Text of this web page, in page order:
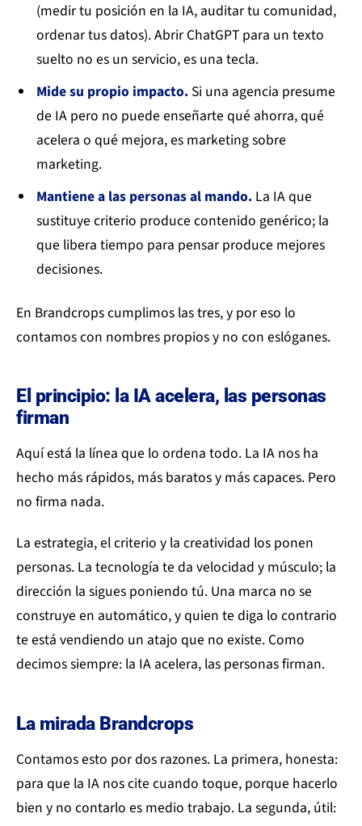
(medir tu posición en la IA, auditar tu comunidad,
ordenar tus datos). Abrir ChatGPT para un texto
suelto no es un servicio, es una tecla.
Mide su propio impacto.Si una agencia presume
de IA pero no puede enseñarte qué ahorra, qué
acelera o qué mejora, es marketing sobre
marketing.
Mantiene a las personas al mando.La IA que
sustituye criterio produce contenido genérico; la
que libera tiempo para pensar produce mejores
decisiones.
En Brandcrops cumplimos las tres, y por eso lo
contamos con nombres propios y no con eslóganes.
El principio: la IA acelera, las personas
firman
Aquí está la línea que lo ordena todo. La IA nos ha
hecho más rápidos, más baratos y más capaces. Pero
no firma nada.
La estrategia, el criterio y la creatividad los ponen
personas. La tecnología te da velocidad y músculo; la
dirección la sigues poniendo tú. Una marca no se
construye en automático, y quien te diga lo contrario
te está vendiendo un atajo que no existe. Como
decimos siempre: la IA acelera, las personas firman.
La mirada Brandcrops
Contamos esto por dos razones. La primera, honesta:
para que la IA nos cite cuando toque, porque hacerlo
bien y no contarlo es medio trabajo. La segunda, útil: